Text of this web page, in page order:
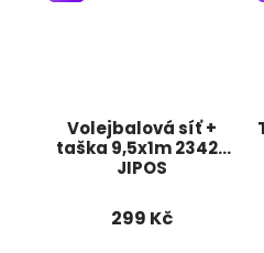
Volejbalová síť +
taška 9,5x1m 23427
JIPOS
299 Kč